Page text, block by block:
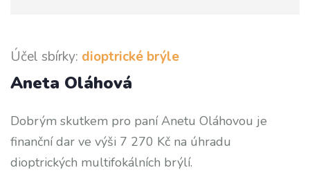
Účel sbírky: dioptrické brýle
Aneta Oláhová
Dobrým skutkem pro paní Anetu Oláhovou je
finanční dar ve výši 7 270 Kč na úhradu
dioptrických multifokálních brýlí.